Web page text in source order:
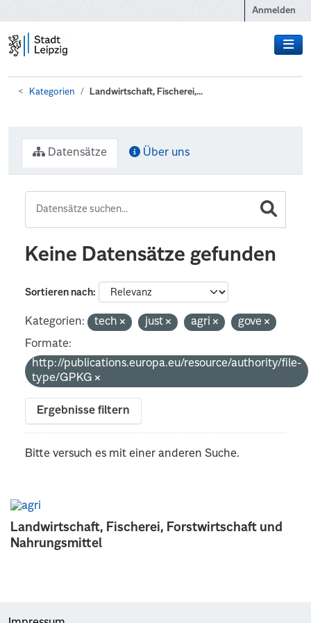
Anmelden
Kategorien Landwirtschaft, Fischerei,...
Landwirtschaft, Fischerei, Forstwirtschaft und
Nahrungsmittel
Datensätze Über uns
Keine Datensätze gefunden
Sortieren nach
Kategorien: tech just agri
gove
Formate:
http://publications.europa.eu/resource/authority/file-
type/GPKG
Ergebnisse filtern
Bitte versuch es mit einer anderen Suche.